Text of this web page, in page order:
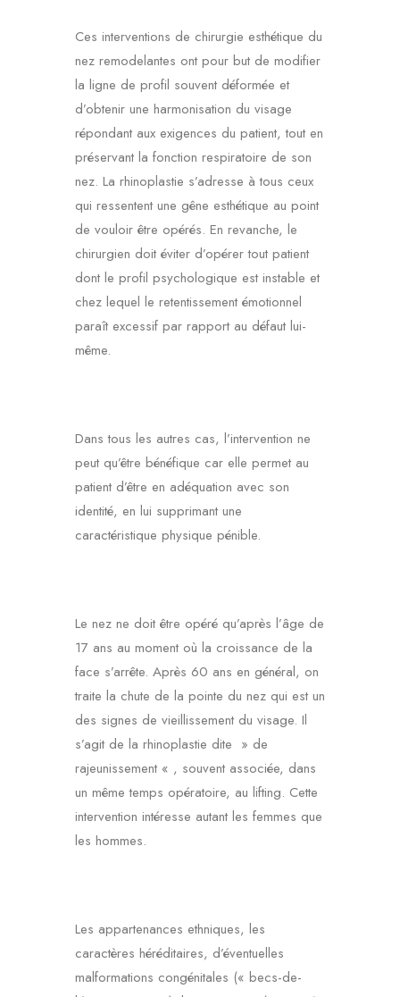
Ces interventions de chirurgie esthétique du
nez remodelantes ont pour but de modifier
la ligne de profil souvent déformée et
d’obtenir une harmonisation du visage
répondant aux exigences du patient, tout en
préservant la fonction respiratoire de son
nez. La rhinoplastie s’adresse à tous ceux
qui ressentent une gêne esthétique au point
de vouloir être opérés. En revanche, le
chirurgien doit éviter d’opérer tout patient
dont le profil psychologique est instable et
chez lequel le retentissement émotionnel
paraît excessif par rapport au défaut lui-
même.
Dans tous les autres cas, l’intervention ne
peut qu’être bénéfique car elle permet au
patient d’être en adéquation avec son
identité, en lui supprimant une
caractéristique physique pénible.
Le nez ne doit être opéré qu’après l’âge de
17 ans au moment où la croissance de la
face s’arrête. Après 60 ans en général, on
traite la chute de la pointe du nez qui est un
des signes de vieillissement du visage. Il
s’agit de la rhinoplastie dite » de
rajeunissement « , souvent associée, dans
un même temps opératoire, au lifting. Cette
intervention intéresse autant les femmes que
les hommes.
Les appartenances ethniques, les
caractères héréditaires, d’éventuelles
malformations congénitales (« becs-de-